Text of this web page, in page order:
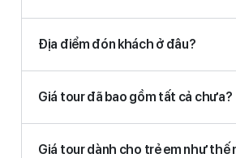
Địa điểm đón khách ở đâu?
Giá tour đã bao gồm tất cả chưa?
Giá tour dành cho trẻ em như thế